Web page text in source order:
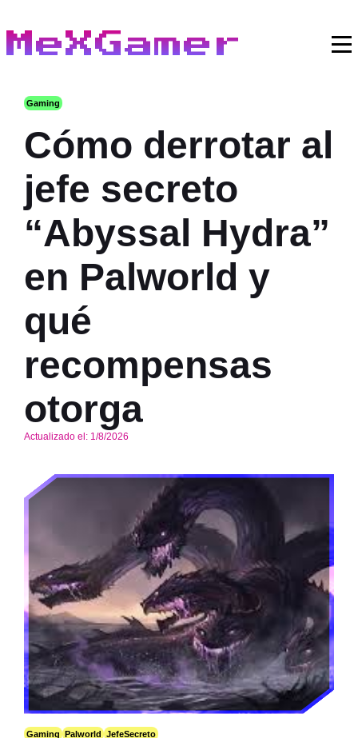
MeXGamer
Gaming
Cómo derrotar al
jefe secreto
“Abyssal Hydra”
en Palworld y
qué
recompensas
otorga
Actualizado el: 1/8/2026
Gaming Palworld JefeSecreto